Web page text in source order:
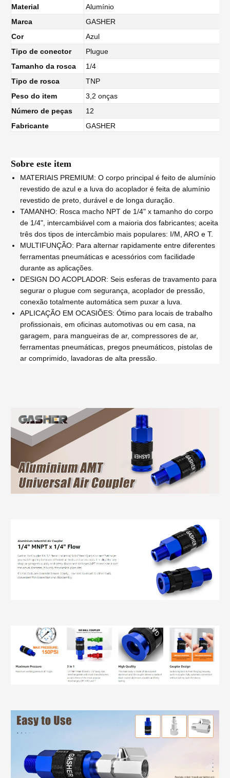
Material
Alumínio
Marca
GASHER
Cor
Azul
Tipo de conector
Plugue
Tamanho da rosca
1/4
Tipo de rosca
TNP
Peso do item
3,2 onças
Número de peças
12
Fabricante
GASHER
Sobre este item
MATERIAIS PREMIUM: O corpo principal é feito de alumínio
revestido de azul e a luva do acoplador é feita de alumínio
revestido de preto, durável e de longa duração.
TAMANHO: Rosca macho NPT de 1/4" x tamanho do corpo
de 1/4", intercambiável com a maioria dos fabricantes; aceita
três dos tipos de intercâmbio mais populares: I/M, ARO e T.
MULTIFUNÇÃO: Para alternar rapidamente entre diferentes
ferramentas pneumáticas e acessórios com facilidade
durante as aplicações.
DESIGN DO ACOPLADOR: Seis esferas de travamento para
segurar o plugue com segurança, acoplador de pressão,
conexão totalmente automática sem puxar a luva.
APLICAÇÃO EM OCASIÕES: Ótimo para locais de trabalho
profissionais, em oficinas automotivas ou em casa, na
garagem, para mangueiras de ar, compressores de ar,
ferramentas pneumáticas, pregos pneumáticos, pistolas de
ar comprimido, lavadoras de alta pressão.